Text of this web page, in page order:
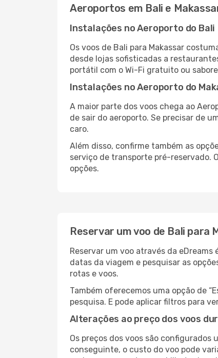
Aeroportos em Bali e
Instalações no Aeroporto do Bali
Os voos de Bali para Makassar
desde lojas sofisticadas a
portátil com o Wi-Fi gratuito ou
Instalações no Aeroporto do
A maior parte dos voos chega ao
de sair do aeroporto. Se precisar de
caro.
Além disso, confirme também as
serviço de transporte pré-reservado.
opções.
Reservar um voo de Bali para
Reservar um voo através da
datas da viagem e pesquisar as
rotas e voos.
Também oferecemos uma opção de
pesquisa. E pode aplicar filtros para
Alterações ao preço dos voos
Os preços dos voos são configurados
conseguinte, o custo do voo pode